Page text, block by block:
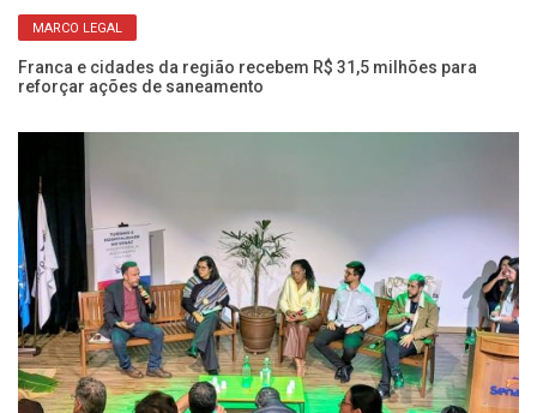
MARCO LEGAL
Franca e cidades da região recebem R$ 31,5 milhões para
reforçar ações de saneamento